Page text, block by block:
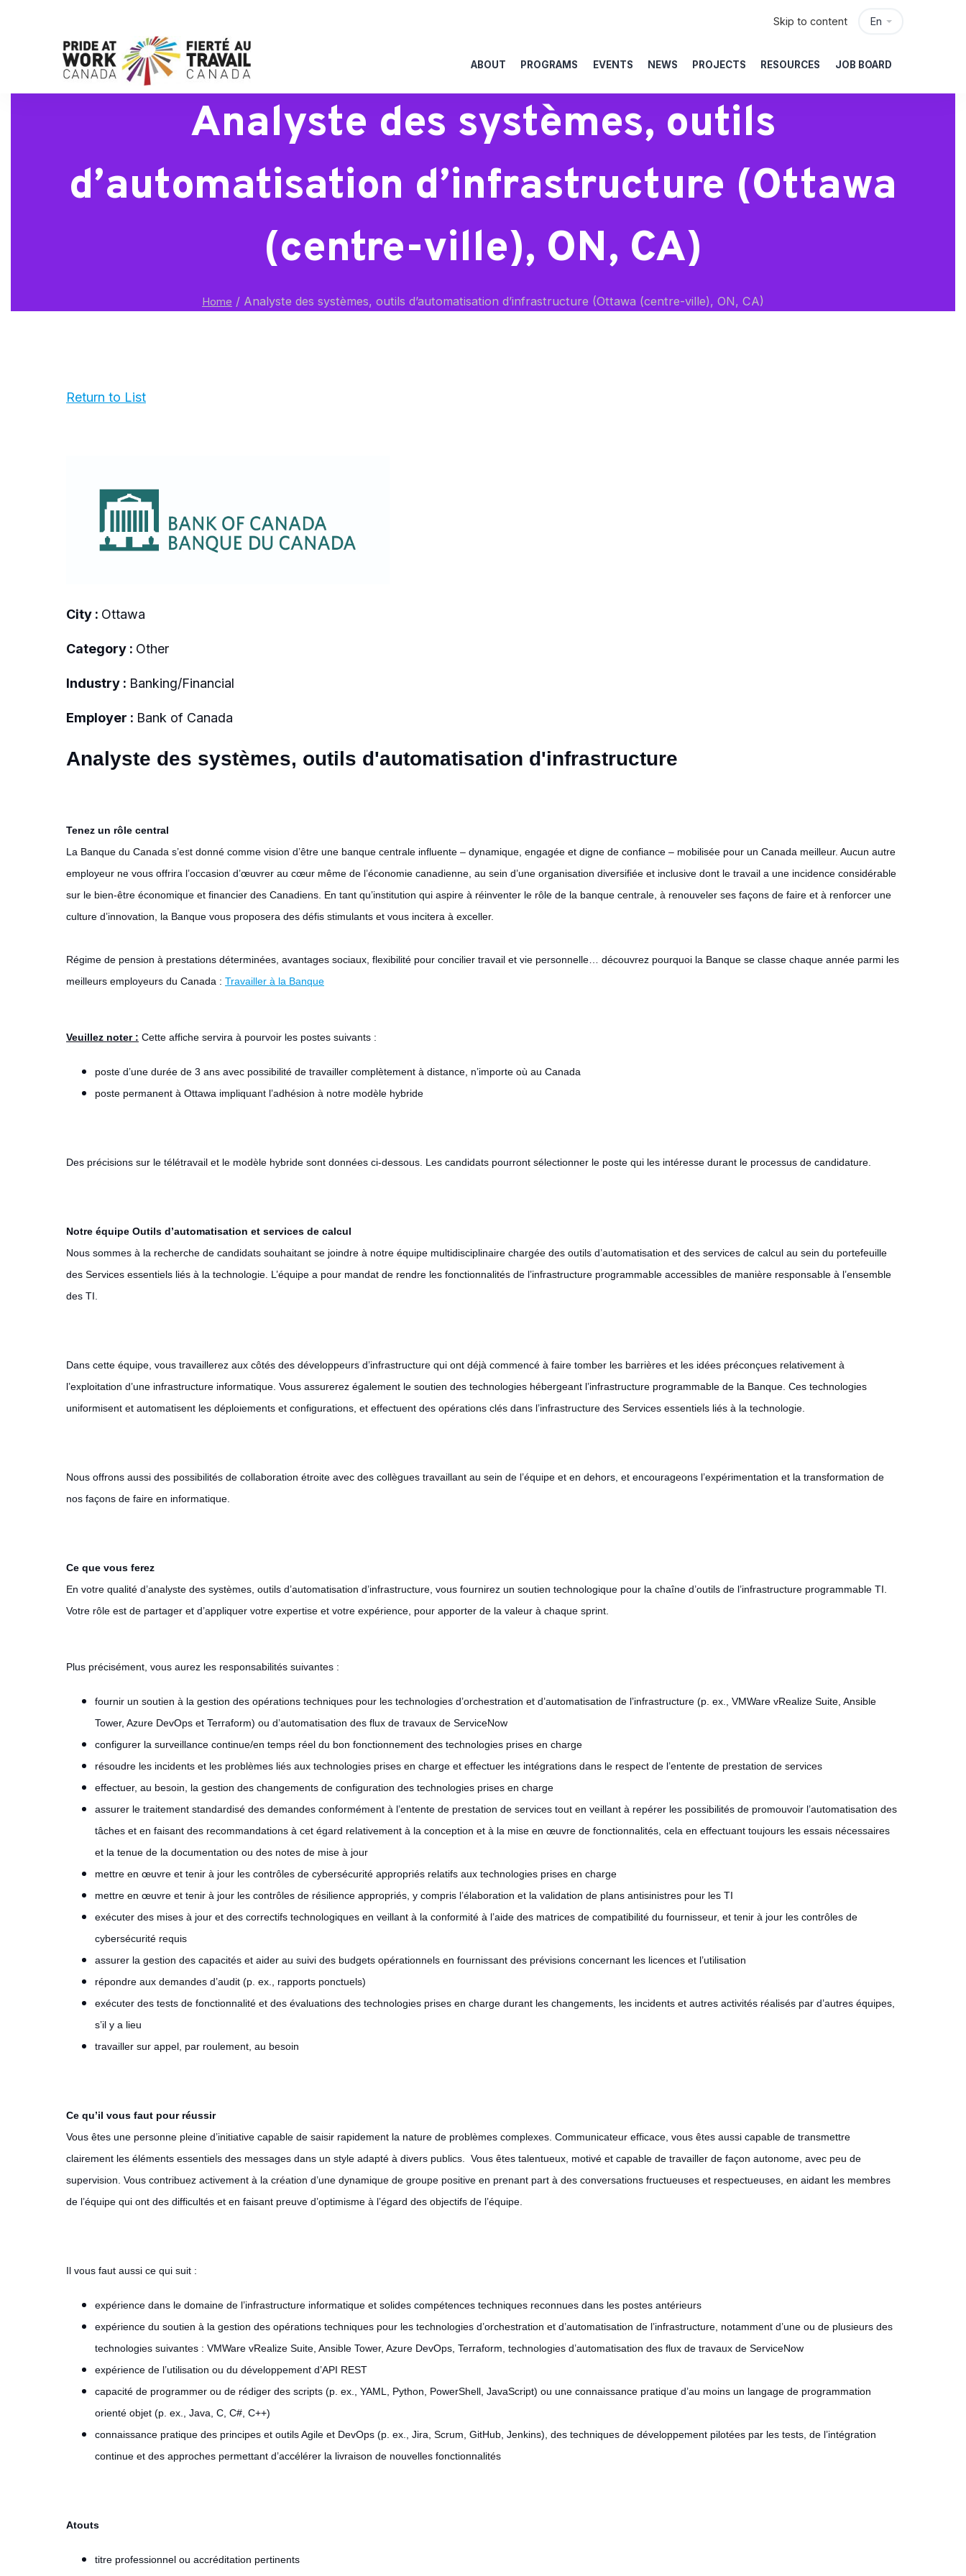
En
Skip to content
ABOUT PROGRAMS EVENTS NEWS PROJECTS RESOURCES JOB BOARD
Analyste des systèmes, outils
d’automatisation d’infrastructure (Ottawa
(centre-ville), ON, CA)
Home / Analyste des systèmes, outils d’automatisation d’infrastructure (Ottawa (centre-ville), ON, CA)
Return to List
City : Ottawa
Category : Other
Industry : Banking/Financial
Employer : Bank of Canada
Analyste des systèmes, outils d'automatisation d'infrastructure
Tenez un rôle central
La Banque du Canada s’est donné comme vision d’être une banque centrale influente – dynamique, engagée et digne de confiance – mobilisée pour un Canada meilleur. Aucun autre
employeur ne vous offrira l’occasion d’œuvrer au cœur même de l’économie canadienne, au sein d’une organisation diversifiée et inclusive dont le travail a une incidence considérable
sur le bien-être économique et financier des Canadiens. En tant qu’institution qui aspire à réinventer le rôle de la banque centrale, à renouveler ses façons de faire et à renforcer une
culture d’innovation, la Banque vous proposera des défis stimulants et vous incitera à exceller.
Régime de pension à prestations déterminées, avantages sociaux, flexibilité pour concilier travail et vie personnelle… découvrez pourquoi la Banque se classe chaque année parmi les
meilleurs employeurs du Canada : Travailler à la Banque
Veuillez noter : Cette affiche servira à pourvoir les postes suivants :
poste d’une durée de 3 ans avec possibilité de travailler complètement à distance, n’importe où au Canada
poste permanent à Ottawa impliquant l’adhésion à notre modèle hybride
Des précisions sur le télétravail et le modèle hybride sont données ci-dessous. Les candidats pourront sélectionner le poste qui les intéresse durant le processus de candidature.
Notre équipe Outils d’automatisation et services de calcul
Nous sommes à la recherche de candidats souhaitant se joindre à notre équipe multidisciplinaire chargée des outils d’automatisation et des services de calcul au sein du portefeuille
des Services essentiels liés à la technologie. L’équipe a pour mandat de rendre les fonctionnalités de l’infrastructure programmable accessibles de manière responsable à l’ensemble
des TI.
Dans cette équipe, vous travaillerez aux côtés des développeurs d’infrastructure qui ont déjà commencé à faire tomber les barrières et les idées préconçues relativement à
l’exploitation d’une infrastructure informatique. Vous assurerez également le soutien des technologies hébergeant l’infrastructure programmable de la Banque. Ces technologies
uniformisent et automatisent les déploiements et configurations, et effectuent des opérations clés dans l’infrastructure des Services essentiels liés à la technologie.
Nous offrons aussi des possibilités de collaboration étroite avec des collègues travaillant au sein de l’équipe et en dehors, et encourageons l’expérimentation et la transformation de
nos façons de faire en informatique.
Ce que vous ferez
En votre qualité d’analyste des systèmes, outils d’automatisation d’infrastructure, vous fournirez un soutien technologique pour la chaîne d’outils de l’infrastructure programmable TI.
Votre rôle est de partager et d’appliquer votre expertise et votre expérience, pour apporter de la valeur à chaque sprint.
Plus précisément, vous aurez les responsabilités suivantes :
fournir un soutien à la gestion des opérations techniques pour les technologies d’orchestration et d’automatisation de l’infrastructure (p. ex., VMWare vRealize Suite, Ansible
Tower, Azure DevOps et Terraform) ou d’automatisation des flux de travaux de ServiceNow
configurer la surveillance continue/en temps réel du bon fonctionnement des technologies prises en charge
résoudre les incidents et les problèmes liés aux technologies prises en charge et effectuer les intégrations dans le respect de l’entente de prestation de services
effectuer, au besoin, la gestion des changements de configuration des technologies prises en charge
assurer le traitement standardisé des demandes conformément à l’entente de prestation de services tout en veillant à repérer les possibilités de promouvoir l’automatisation des
tâches et en faisant des recommandations à cet égard relativement à la conception et à la mise en œuvre de fonctionnalités, cela en effectuant toujours les essais nécessaires
et la tenue de la documentation ou des notes de mise à jour
mettre en œuvre et tenir à jour les contrôles de cybersécurité appropriés relatifs aux technologies prises en charge
mettre en œuvre et tenir à jour les contrôles de résilience appropriés, y compris l’élaboration et la validation de plans antisinistres pour les TI
exécuter des mises à jour et des correctifs technologiques en veillant à la conformité à l’aide des matrices de compatibilité du fournisseur, et tenir à jour les contrôles de
cybersécurité requis
assurer la gestion des capacités et aider au suivi des budgets opérationnels en fournissant des prévisions concernant les licences et l’utilisation
répondre aux demandes d’audit (p. ex., rapports ponctuels)
exécuter des tests de fonctionnalité et des évaluations des technologies prises en charge durant les changements, les incidents et autres activités réalisés par d’autres équipes,
s’il y a lieu
travailler sur appel, par roulement, au besoin
Ce qu’il vous faut pour réussir
Vous êtes une personne pleine d’initiative capable de saisir rapidement la nature de problèmes complexes. Communicateur efficace, vous êtes aussi capable de transmettre
clairement les éléments essentiels des messages dans un style adapté à divers publics. Vous êtes talentueux, motivé et capable de travailler de façon autonome, avec peu de
supervision. Vous contribuez activement à la création d’une dynamique de groupe positive en prenant part à des conversations fructueuses et respectueuses, en aidant les membres
de l’équipe qui ont des difficultés et en faisant preuve d’optimisme à l’égard des objectifs de l’équipe.
Il vous faut aussi ce qui suit :
expérience dans le domaine de l’infrastructure informatique et solides compétences techniques reconnues dans les postes antérieurs
expérience du soutien à la gestion des opérations techniques pour les technologies d’orchestration et d’automatisation de l’infrastructure, notamment d’une ou de plusieurs des
technologies suivantes : VMWare vRealize Suite, Ansible Tower, Azure DevOps, Terraform, technologies d’automatisation des flux de travaux de ServiceNow
expérience de l’utilisation ou du développement d’API REST
capacité de programmer ou de rédiger des scripts (p. ex., YAML, Python, PowerShell, JavaScript) ou une connaissance pratique d’au moins un langage de programmation
orienté objet (p. ex., Java, C, C#, C++)
connaissance pratique des principes et outils Agile et DevOps (p. ex., Jira, Scrum, GitHub, Jenkins), des techniques de développement pilotées par les tests, de l’intégration
continue et des approches permettant d’accélérer la livraison de nouvelles fonctionnalités
Atouts
titre professionnel ou accréditation pertinents